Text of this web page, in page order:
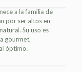
a la familia de
por ser altos en
Su uso es
gourmet,
óptimo.